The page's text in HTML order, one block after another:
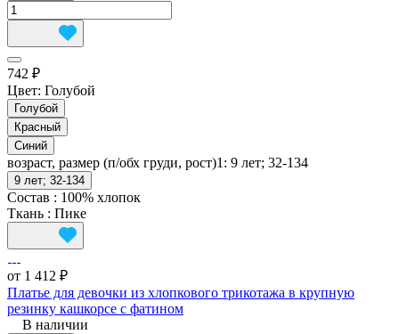
742 ₽
Цвет: Голубой
Голубой
Красный
Синий
возраст, размер (п/обх груди, рост)1: 9 лет; 32-134
9 лет; 32-134
Состав : 100% хлопок
Ткань : Пике
от 1 412 ₽
Платье для девочки из хлопкового трикотажа в крупную
резинку кашкорсе с фатином
В наличии